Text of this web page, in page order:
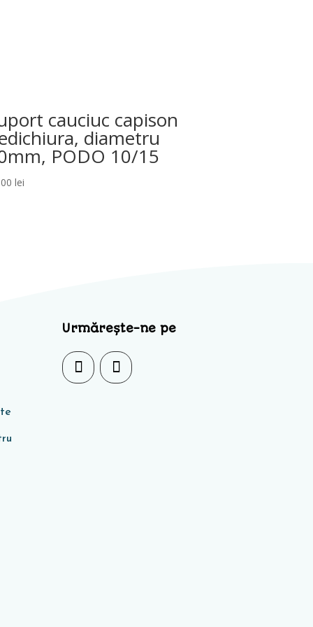
cauciuc capison
diametru
PODO 10/15
lei
Urmărește-ne pe